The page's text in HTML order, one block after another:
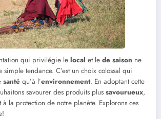
qui privilégie le local et le de saison ne
tendance. C’est un choix colossal qui
santé qu’à l’environnement. En adoptant cette
savourer des produits plus savourueux,
à la protection de notre planète. Explorons ces